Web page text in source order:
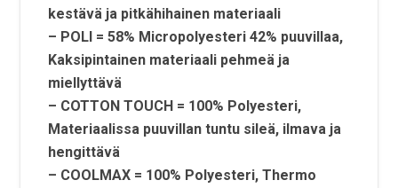
kestävä ja pitkähihainen materiaali
– POLI= 58% Micropolyesteri 42% puuvillaa,
Kaksipintainen materiaali pehmeä ja
miellyttävä
– COTTON TOUCH= 100% Polyesteri,
Materiaalissa puuvillan tuntu sileä, ilmava ja
hengittävä
– COOLMAX= 100% Polyesteri, Thermo